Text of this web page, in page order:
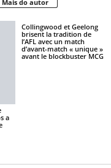
Mais do autor
a
Collingwood et Geelong
brisent la tradition de
l’AFL avec un match
d’avant-match « unique »
avant le blockbuster MCG